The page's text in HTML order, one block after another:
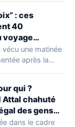
: ces
40
voyage
ils les
heure
vécu une matinée
après la
qui ?
Attal chahuté
des gens
dans le cadre